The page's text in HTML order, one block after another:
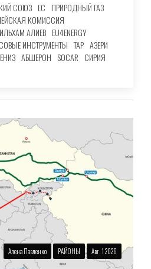
СОЮЗ ЕС ПРИРОДНЫЙ ГАЗ
КОМИССИЯ
ИЛЬХАМ АЛИЕВ EU4ENERGY
ИНСТРУМЕНТЫ TAP АЗЕРИ
АБШЕРОН SOCAR СИРИЯ
Алена Павленко РАЙОНЫ Авг. 1 2026